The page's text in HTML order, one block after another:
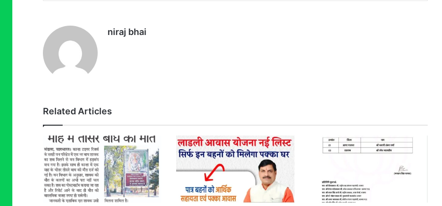
niraj bhai
Related Articles